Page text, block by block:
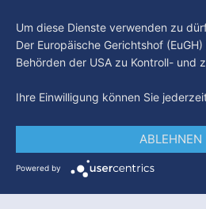
Um diese Dienste verwenden zu
Der Europäische Gerichtshof
Behörden der USA zu Kontroll- und
Ihre Einwilligung können Sie
ABLEHNEN
Powered by